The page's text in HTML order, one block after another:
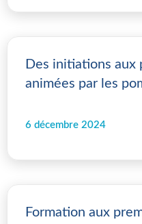
Des initiations aux
animées par les
6 décembre 2024
Formation aux